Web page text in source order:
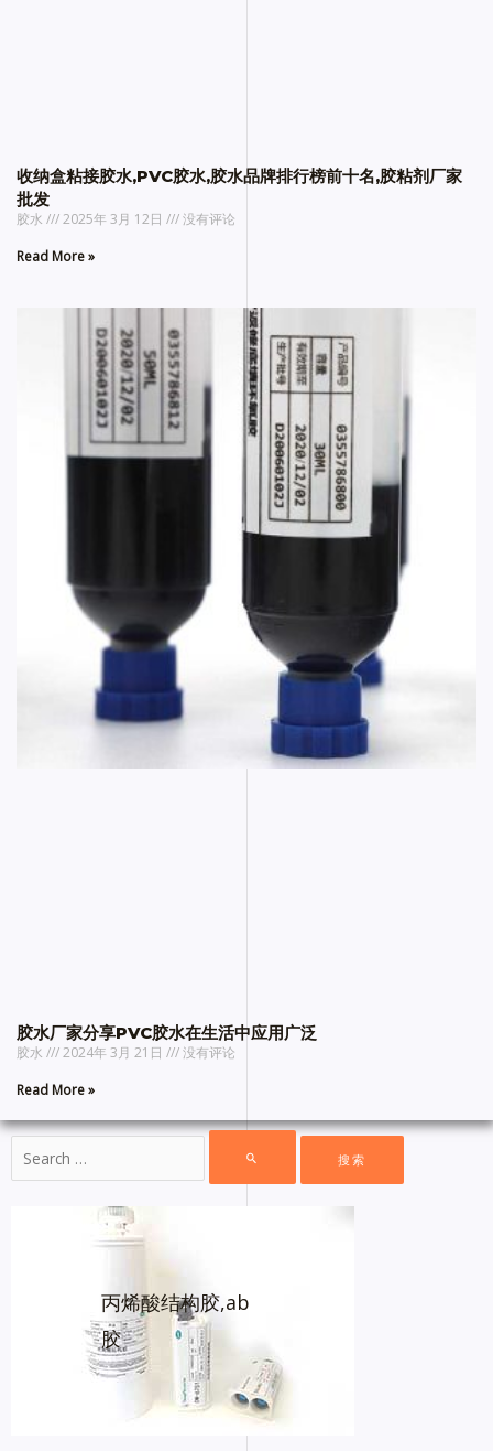
收纳盒粘接胶水,PVC胶水,胶水品牌排行榜前十名,胶粘剂厂家
批发
胶水 2025年 3月 12日
没有评论
Read More »
胶水厂家分享PVC胶水在生活中应用广泛
胶水 2024年 3月 21日
没有评论
Read More »
丙烯酸结构胶,ab
胶